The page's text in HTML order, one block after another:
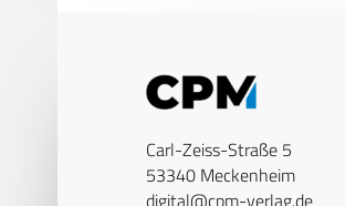
Carl-Zeiss-Straße 5
53340 Meckenheim